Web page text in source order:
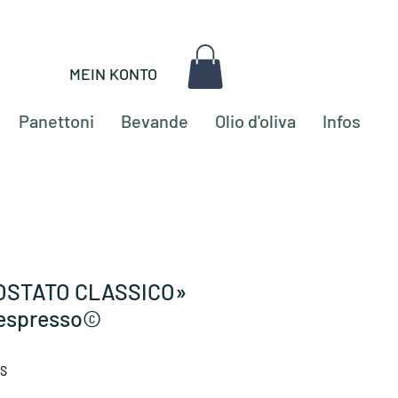
MEIN KONTO
Panettoni Bevande Olio d'oliva Infos
CLASSICO»